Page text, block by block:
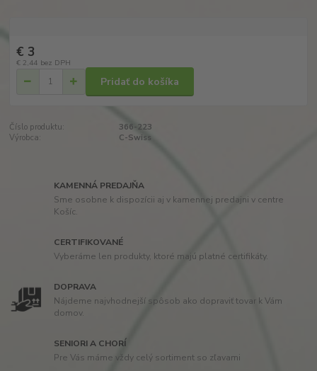
€ 3
€ 2,44 bez DPH
Pridať do košíka
Číslo produktu:
366-223
Výrobca:
C-Swiss
KAMENNÁ PREDAJŇA
Sme osobne k dispozícii aj v kamennej predajni v centre
Košíc.
CERTIFIKOVANÉ
Vyberáme len produkty, ktoré majú platné certifikáty.
DOPRAVA
Nájdeme najvhodnejší spôsob ako dopraviť tovar k Vám
domov.
SENIORI A CHORÍ
Pre Vás máme vždy celý sortiment so zľavami